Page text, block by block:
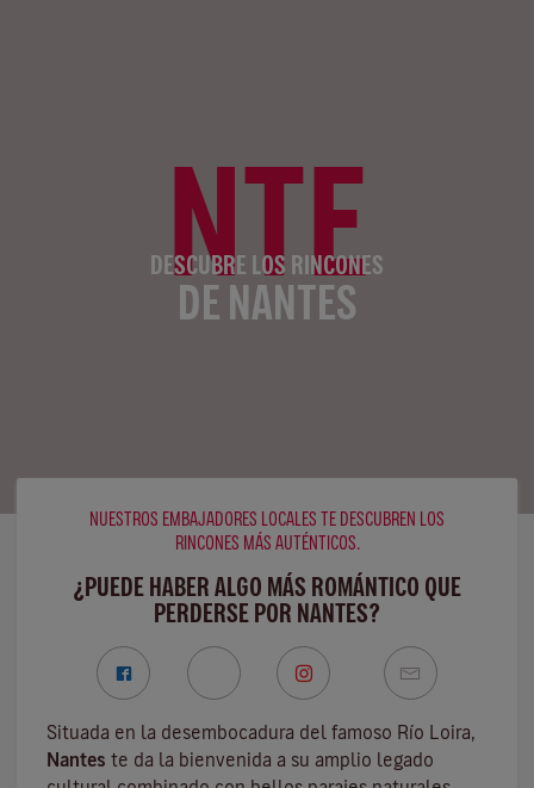
NTE
DESCUBRE LOS RINCONES
DE NANTES
NUESTROS EMBAJADORES LOCALES TE DESCUBREN LOS
RINCONES MÁS AUTÉNTICOS.
¿PUEDE HABER ALGO MÁS ROMÁNTICO QUE
PERDERSE POR NANTES?
Situada en la desembocadura del famoso Río Loira,
Nantes te da la bienvenida a su amplio legado